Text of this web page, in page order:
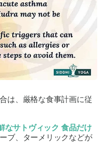
は、厳格な食事計画に従
なサトヴィック 食品だけ
ブ、ターメリックなどが